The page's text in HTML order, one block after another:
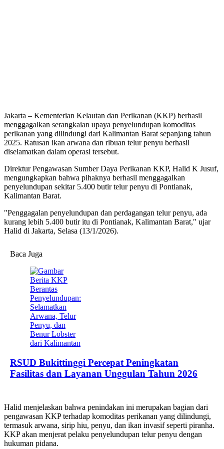
Jakarta – Kementerian Kelautan dan Perikanan (KKP) berhasil
menggagalkan serangkaian upaya penyelundupan komoditas
perikanan yang dilindungi dari Kalimantan Barat sepanjang tahun
2025. Ratusan ikan arwana dan ribuan telur penyu berhasil
diselamatkan dalam operasi tersebut.
Direktur Pengawasan Sumber Daya Perikanan KKP, Halid K Jusuf,
mengungkapkan bahwa pihaknya berhasil menggagalkan
penyelundupan sekitar 5.400 butir telur penyu di Pontianak,
Kalimantan Barat.
"Penggagalan penyelundupan dan perdagangan telur penyu, ada
kurang lebih 5.400 butir itu di Pontianak, Kalimantan Barat," ujar
Halid di Jakarta, Selasa (13/1/2026).
Baca Juga
RSUD Bukittinggi Percepat Peningkatan
Fasilitas dan Layanan Unggulan Tahun 2026
Halid menjelaskan bahwa penindakan ini merupakan bagian dari
pengawasan KKP terhadap komoditas perikanan yang dilindungi,
termasuk arwana, sirip hiu, penyu, dan ikan invasif seperti piranha.
KKP akan menjerat pelaku penyelundupan telur penyu dengan
hukuman pidana.